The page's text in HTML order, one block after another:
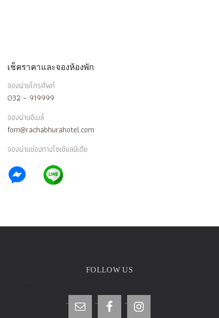
เช็คราคาและจองห้องพัก
จองผ่านโทรศัพท์
032 – 919999
จองผ่านอีเมล์
fom@rachabhurahotel.com
จองผ่านช่องทางโซเชียลมีเดีย
FOLLOW US